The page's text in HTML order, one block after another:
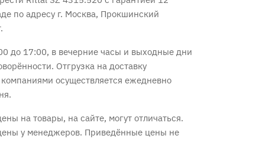
по адресу г. Москва, Прокшинский
до 17:00, в вечерние часы и выходные дни
Отгрузка на доставку
осуществляется ежедневно
на товары, на сайте, могут отличаться.
у менеджеров. Приведённые цены не